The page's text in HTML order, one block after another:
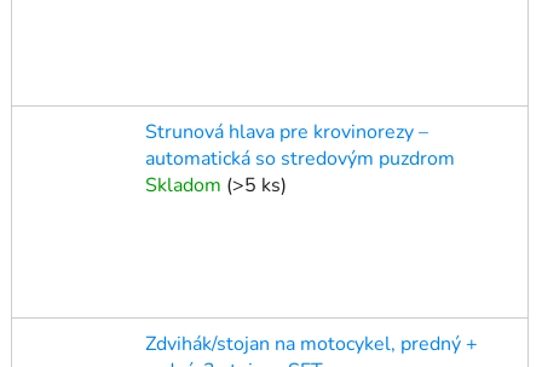
Strunová hlava pre krovinorezy –
automatická so stredovým puzdrom
Skladom (>5 ks)
Zdvihák/stojan na motocykel, predný +